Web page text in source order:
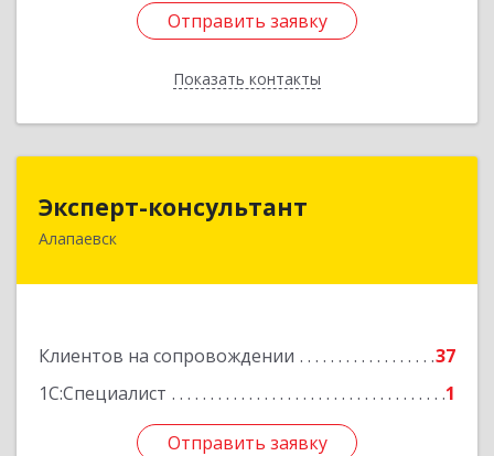
Отправить заявку
Показать контакты
Отправить заявку
Назад
Эксперт-консультант
Алапаевск
Клиентов на сопровождении
37
1С:Специалист
1
Отправить заявку
624600, Свердловская обл, Алапаевск г,
Отправить заявку